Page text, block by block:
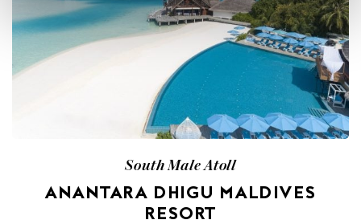
South Male Atoll
ANANTARA DHIGU MALDIVES
RESORT